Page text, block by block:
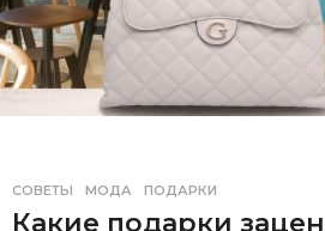
СОВЕТЫ МОДА ,ПОДАРКИ
Какие подарки